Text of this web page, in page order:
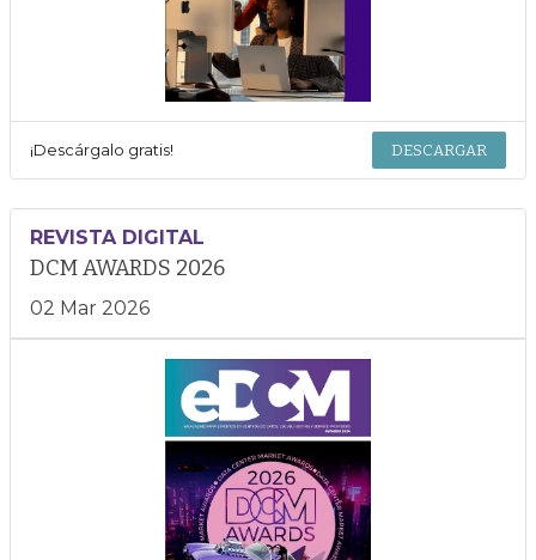
¡Descárgalo gratis! DESCARGAR
REVISTA DIGITAL
DCM AWARDS 2026
02 Mar 2026